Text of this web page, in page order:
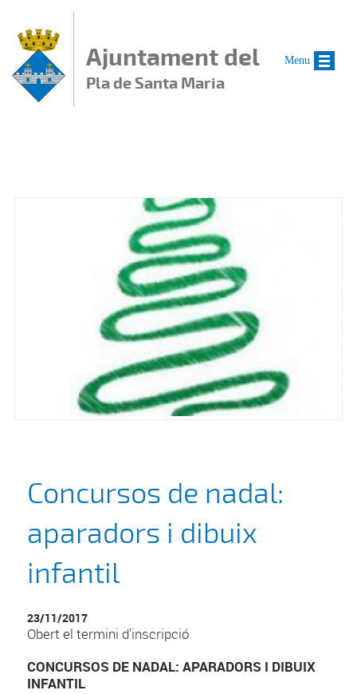
Ajuntament del
Pla de Santa Maria
Concursos de nadal:
aparadors i dibuix
infantil
23/11/2017
Obert el termini d'inscripció
CONCURSOS DE NADAL: APARADORS I DIBUIX
INFANTIL
Menu